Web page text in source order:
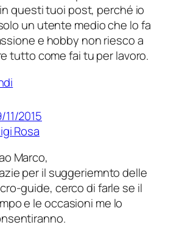
questi tuoi post, perché io
un utente medio che lo fa
e hobby non riesco a
tutto come fai tu per lavoro.
11/2015
Rosa
Marco,
per il suggeriemnto delle
guide, cerco di farle se il
e le occasioni me lo